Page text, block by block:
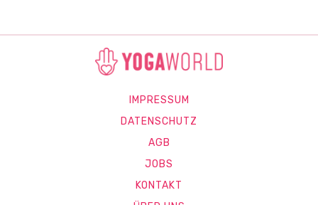
IMPRESSUM
DATENSCHUTZ
AGB
JOBS
KONTAKT